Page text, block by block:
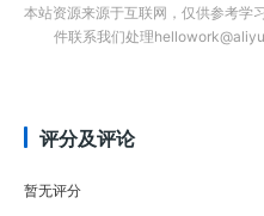
本站资源来源于互联网，仅供参考学
件联系我们处理
评分及评论
暂无评分